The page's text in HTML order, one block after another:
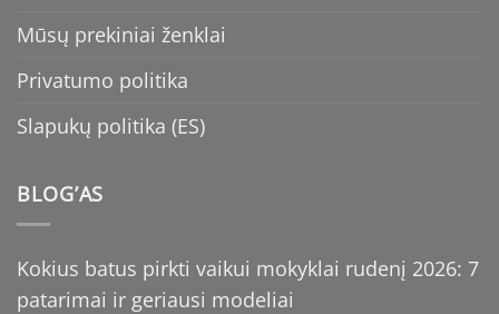
Mūsų prekiniai ženklai
Privatumo politika
Slapukų politika (ES)
BLOG’AS
Kokius batus pirkti vaikui mokyklai rudenį 2026: 7
patarimai ir geriausi modeliai